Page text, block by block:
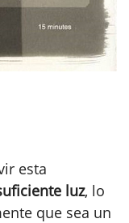
esta
luz, lo
que sea un